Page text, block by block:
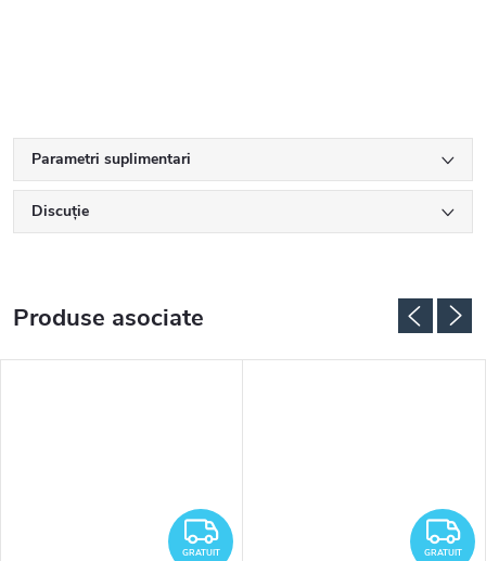
Parametri suplimentari
Discuţie
Produse asociate
GRATUIT
GRATUIT GRATUIT